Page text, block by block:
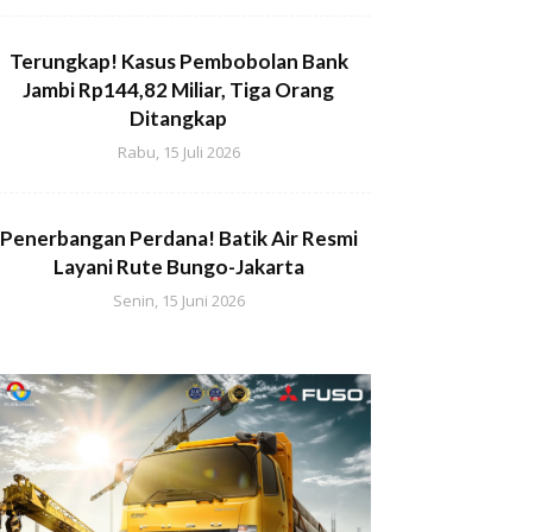
Terungkap! Kasus Pembobolan Bank
Jambi Rp144,82 Miliar, Tiga Orang
Ditangkap
Rabu, 15 Juli 2026
Penerbangan Perdana! Batik Air Resmi
Layani Rute Bungo-Jakarta
Senin, 15 Juni 2026